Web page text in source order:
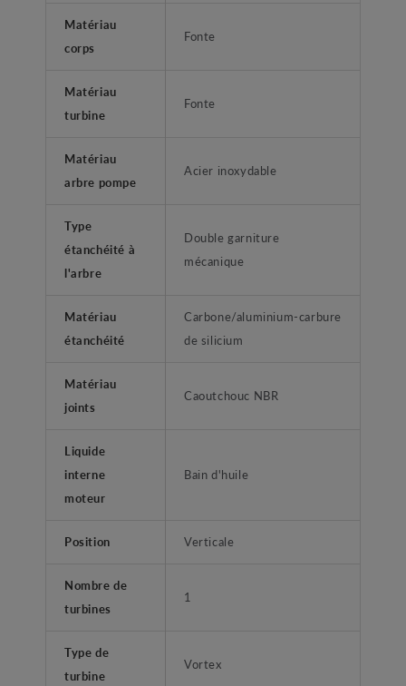
Matériau
corps
Fonte
Matériau
turbine
Fonte
Matériau
arbre pompe
Acier inoxydable
Type
étanchéité à
l'arbre
Double garniture
mécanique
Matériau
étanchéité
Carbone/aluminium-carbure
de silicium
Matériau
joints
Caoutchouc NBR
Liquide
interne
moteur
Bain d'huile
Position Verticale
Nombre de
turbines
1
Type de
turbine
Vortex